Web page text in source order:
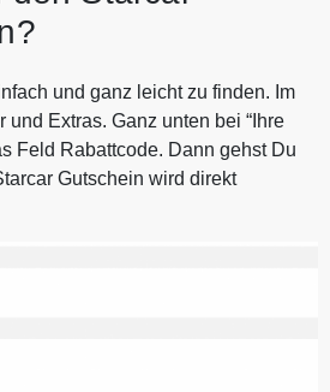
und ganz leicht zu finden. Im
Extras. Ganz unten bei “Ihre
Feld Rabattcode. Dann gehst Du
Gutschein wird direkt